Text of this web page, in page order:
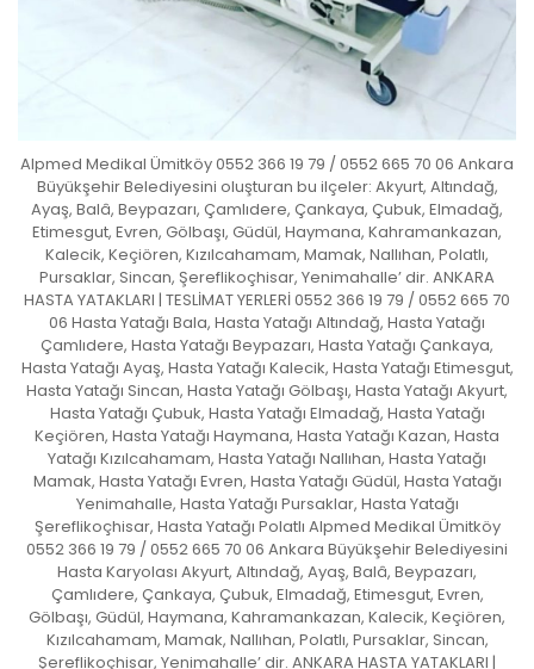
Alpmed Medikal Ümitköy 0552 366 19 79 / 0552 665 70 06 Ankara
Büyükşehir Belediyesini oluşturan bu ilçeler: Akyurt, Altındağ,
Ayaş, Balâ, Beypazarı, Çamlıdere, Çankaya, Çubuk, Elmadağ,
Etimesgut, Evren, Gölbaşı, Güdül, Haymana, Kahramankazan,
Kalecik, Keçiören, Kızılcahamam, Mamak, Nallıhan, Polatlı,
Pursaklar, Sincan, Şereflikoçhisar, Yenimahalle’ dir. ANKARA
HASTA YATAKLARI | TESLİMAT YERLERİ 0552 366 19 79 / 0552 665 70
06 Hasta Yatağı Bala, Hasta Yatağı Altındağ, Hasta Yatağı
Çamlıdere, Hasta Yatağı Beypazarı, Hasta Yatağı Çankaya,
Hasta Yatağı Ayaş, Hasta Yatağı Kalecik, Hasta Yatağı Etimesgut,
Hasta Yatağı Sincan, Hasta Yatağı Gölbaşı, Hasta Yatağı Akyurt,
Hasta Yatağı Çubuk, Hasta Yatağı Elmadağ, Hasta Yatağı
Keçiören, Hasta Yatağı Haymana, Hasta Yatağı Kazan, Hasta
Yatağı Kızılcahamam, Hasta Yatağı Nallıhan, Hasta Yatağı
Mamak, Hasta Yatağı Evren, Hasta Yatağı Güdül, Hasta Yatağı
Yenimahalle, Hasta Yatağı Pursaklar, Hasta Yatağı
Şereflikoçhisar, Hasta Yatağı Polatlı Alpmed Medikal Ümitköy
0552 366 19 79 / 0552 665 70 06 Ankara Büyükşehir Belediyesini
Hasta Karyolası Akyurt, Altındağ, Ayaş, Balâ, Beypazarı,
Çamlıdere, Çankaya, Çubuk, Elmadağ, Etimesgut, Evren,
Gölbaşı, Güdül, Haymana, Kahramankazan, Kalecik, Keçiören,
Kızılcahamam, Mamak, Nallıhan, Polatlı, Pursaklar, Sincan,
Şereflikoçhisar, Yenimahalle’ dir. ANKARA HASTA YATAKLARI |